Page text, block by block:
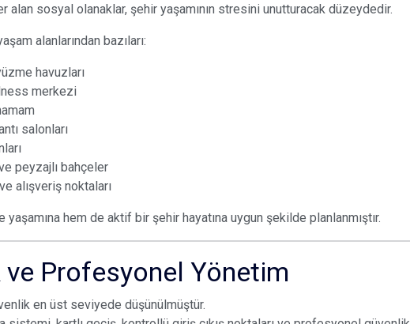
alan sosyal olanaklar, şehir yaşamının stresini unutturacak düzeydedir.
alanlarından bazıları:
havuzları
merkezi
salonları
peyzajlı bahçeler
alışveriş noktaları
yaşamına hem de aktif bir şehir hayatına uygun şekilde planlanmıştır.
ve Profesyonel Yönetim
en üst seviyede düşünülmüştür.